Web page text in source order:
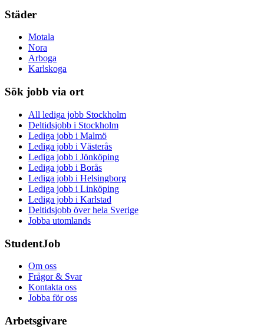
Städer
Motala
Nora
Arboga
Karlskoga
Sök jobb via ort
All lediga jobb Stockholm
Deltidsjobb i Stockholm
Lediga jobb i Malmö
Lediga jobb i Västerås
Lediga jobb i Jönköping
Lediga jobb i Borås
Lediga jobb i Helsingborg
Lediga jobb i Linköping
Lediga jobb i Karlstad
Deltidsjobb över hela Sverige
Jobba utomlands
StudentJob
Om oss
Frågor & Svar
Kontakta oss
Jobba för oss
Arbetsgivare